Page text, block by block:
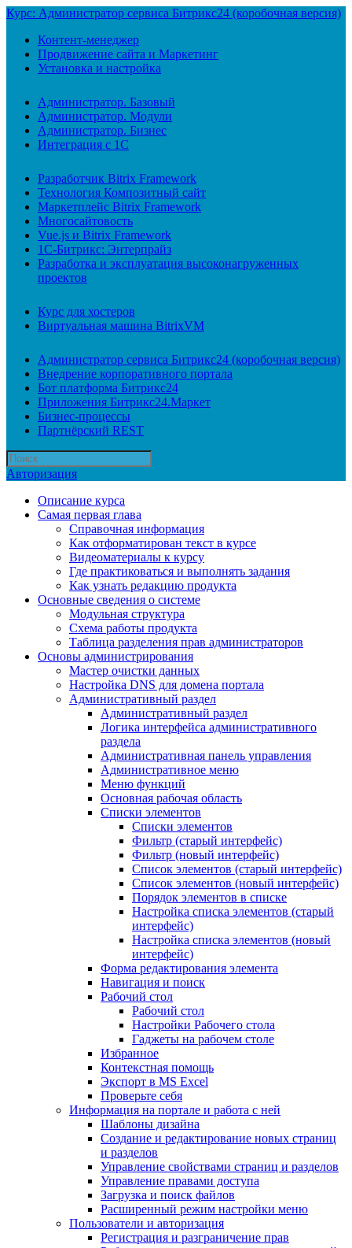
Курс: Администратор сервиса Битрикс24 (коробочная версия)
Контент-менеджер
Продвижение сайта и Маркетинг
Установка и настройка
Администратор. Базовый
Администратор. Модули
Администратор. Бизнес
Интеграция с 1С
Разработчик Bitrix Framework
Технология Композитный сайт
Маркетплейс Bitrix Framework
Многосайтовость
Vue.js и Bitrix Framework
1С-Битрикс: Энтерпрайз
Разработка и эксплуатация высоконагруженных
проектов
Курс для хостеров
Виртуальная машина BitrixVM
Администратор сервиса Битрикс24 (коробочная версия)
Внедрение корпоративного портала
Бот платформа Битрикс24
Приложения Битрикс24.Маркет
Бизнес-процессы
Партнёрский REST
Авторизация
Описание курса
Самая первая глава
Справочная информация
Как отформатирован текст в курсе
Видеоматериалы к курсу
Где практиковаться и выполнять задания
Как узнать редакцию продукта
Основные сведения о системе
Модульная структура
Схема работы продукта
Таблица разделения прав администраторов
Основы администрирования
Мастер очистки данных
Настройка DNS для домена портала
Административный раздел
Административный раздел
Логика интерфейса административного
раздела
Административная панель управления
Административное меню
Меню функций
Основная рабочая область
Списки элементов
Списки элементов
Фильтр (старый интерфейс)
Фильтр (новый интерфейс)
Список элементов (старый интерфейс)
Список элементов (новый интерфейс)
Порядок элементов в списке
Настройка списка элементов (старый
интерфейс)
Настройка списка элементов (новый
интерфейс)
Форма редактирования элемента
Навигация и поиск
Рабочий стол
Рабочий стол
Настройки Рабочего стола
Гаджеты на рабочем столе
Избранное
Контекстная помощь
Экспорт в MS Excel
Проверьте себя
Информация на портале и работа с ней
Шаблоны дизайна
Создание и редактирование новых страниц
и разделов
Управление свойствами страниц и разделов
Управление правами доступа
Загрузка и поиск файлов
Расширенный режим настройки меню
Пользователи и авторизация
Регистрация и разграничение прав